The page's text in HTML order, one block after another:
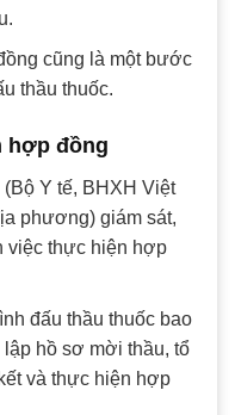
cũng là một bước
thầu thuốc.
hợp đồng
Y tế, BHXH Việt
phương) giám sát,
việc thực hiện hợp
đấu thầu thuốc bao
hồ sơ mời thầu, tổ
và thực hiện hợp